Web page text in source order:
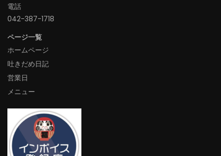
電話
042-387-1718‬
ページ一覧
ホームページ
吐きだめ日記
営業日
メニュー